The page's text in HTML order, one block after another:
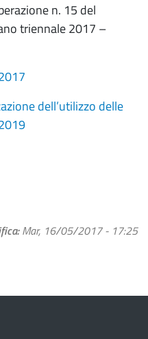
n. 15 del
triennale 2017 –
dell’utilizzo delle
Mar, 16/05/2017 - 17:25